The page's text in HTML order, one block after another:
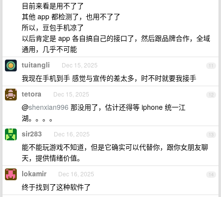
目前来看是用不了了
其他 app 都检测了，也用不了了
所以，豆包手机凉了
以后肯定是 app 各自搞自己的接口了，然后跟品牌合作，全域
通用，几乎不可能
11
tuitangli Dec 15, 2025
我现在手机到手 感觉与宣传的差太多，时不时就要我接手
12
tetora Dec 15, 2025
@shenxian996 那没用了，估计还得等 iphone 统一江
湖。。。。
13
sir283 Dec 16, 2025
能不能玩游戏不知道，但是它确实可以代替你，跟你女朋友聊
天，提供情绪价值。
14
lokamir Dec 16, 2025
终于找到了这种软件了